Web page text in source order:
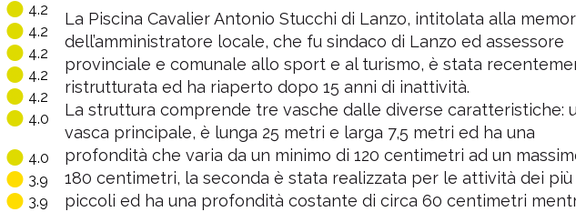
La Piscina Cavalier Antonio Stucchi di Lanzo, intitolata alla
dell’amministratore locale, che fu sindaco di Lanzo ed assessore
provinciale e comunale allo sport e al turismo, è stata
ristrutturata ed ha riaperto dopo 15 anni di inattività.
La struttura comprende tre vasche dalle diverse caratteristiche:
vasca principale, è lunga 25 metri e larga 7,5 metri ed ha una
profondità che varia da un minimo di 120 centimetri ad un
180 centimetri, la seconda è stata realizzata per le attività dei più
piccoli ed ha una profondità costante di circa 60 centimetri
4.2
4.2
4.2
4.2
4.2
4.0
4.0
3.9
3.9